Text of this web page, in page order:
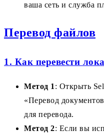
ваша сеть и служба
Перевод файлов
1. Как перевести
Метод 1 : Открыть
«Перевод
для перевода.
Метод 2: Если вы